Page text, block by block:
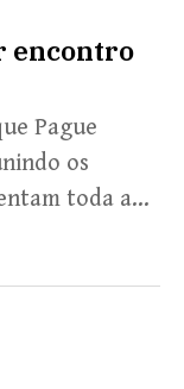
encontro
Pague
os
toda a